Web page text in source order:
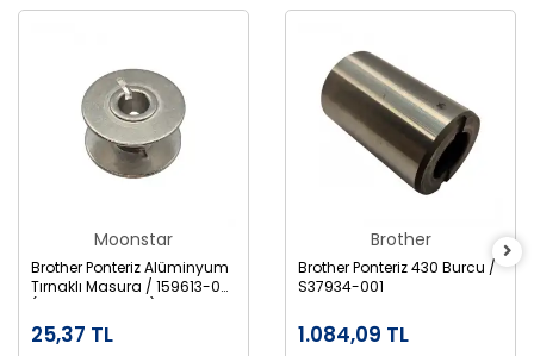
Moonstar
Brother Ponteriz Alüminyum
Tırnaklı Masura / 159613-001
(B1827-280-000)
25,37 TL
Brother
Brother Ponteriz 430 Burcu /
S37934-001
1.084,09 TL